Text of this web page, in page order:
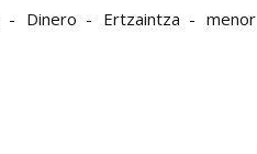
Dinero Ertzaintza menor